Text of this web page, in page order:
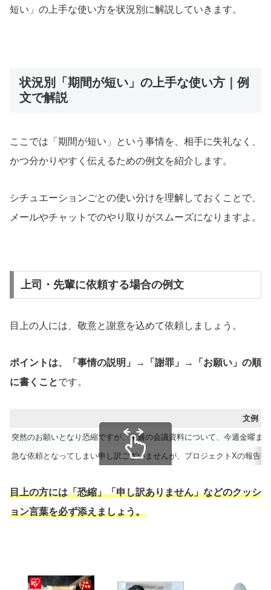
短い」の上手な使い方を状況別に解説していきます。
状況別「期間が短い」の上手な使い方｜例
文で解説
ここでは「期間が短い」という事情を、相手に失礼なく、
かつ分かりやすく伝えるための例文を紹介します。
シチュエーションごとの使い分けを理解しておくことで、
メールやチャットでのやり取りがスムーズになりますよ。
上司・先輩に依頼する場合の例文
目上の人には、敬意と謝意を込めて依頼しましょう。
ポイントは、「事情の説明」→「謝罪」→「お願い」の順
に書くことです。
文例
突然のお願いとなり恐縮ですが、来週の会議資料について、今週金曜ま
急な依頼となってしまい申し訳ございませんが、プロジェクトXの報告
スクロールできます
目上の方には「恐縮」「申し訳ありません」などのクッシ
ョン言葉を必ず添えましょう。